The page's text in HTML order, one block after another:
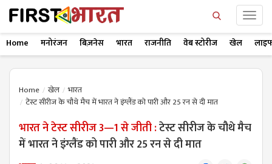
Home मनोरंजन बिज़नेस भारत राजनीति वेब स्टोरीज खेल
Home खेल
भारत
टेस्ट सीरीज के चौथे मैच में भारत ने इंग्लैंड को पारी और 25 रन से दी मात
भारत ने टेस्ट सीरीज 3—1 से जीती :टेस्ट सीरीज के चौथे मैच
में भारत ने इंग्लैंड को पारी और 25 रन से दी मात